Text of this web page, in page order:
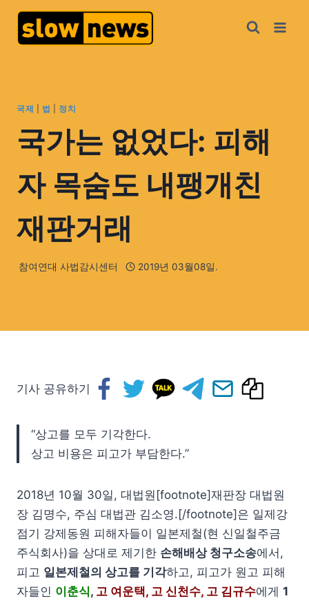
국제 법 정치
국가는 없었다: 피해
자 목숨도 내팽개친
재판거래
참여연대 사법감시센터 2019년 03월08일.
기사 공유하기
“상고를 모두 기각한다.
상고 비용은 피고가 부담한다.”
2018년 10월 30일, 대법원[footnote]재판장 대법원
장 김명수, 주심 대법관 김소영.[/footnote]은 일제강
점기 강제동원 피해자들이 일본제철(현 신일철주금
주식회사)을 상대로 제기한 손해배상 청구소송에서,
피고 일본제철의 상고를 기각하고, 피고가 원고 피해
자들인 이춘식, 고 여운택, 고 신천수, 고 김규수에게 1